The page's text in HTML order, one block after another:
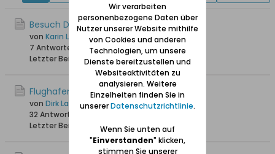
Besuch Danziger Staatsarchiv
von Karin Langereih
7 Antworten
6.737 Hits0 Likes
Letzter Beitrag05.04.2026, 09:56
Flughafen
von Dirk Lange
32 Antworten
Letzter Beitrag
08.10.2025, 12:17
Wir verarbeiten
personenbezogene Daten über
Nutzer unserer Website mithilfe
von Cookies und anderen
Technologien, um unsere
Dienste bereitzustellen und
Websiteaktivitäten zu
analysieren. Weitere
Einzelheiten finden Sie in
unsererDatenschutzrichtlinie.
Wenn Sie unten auf
"Einverstanden" klicken,
stimmen Sie unserer